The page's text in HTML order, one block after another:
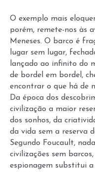
O exemplo mais
porém, remete-nos às
Meneses. O barco é
lugar sem lugar,
lançado ao infinito do
de bordel em bordel,
encontrar o que há de
Da época dos
civilização a maior
dos sonhos, da
da vida sem a reserva
Segundo Foucault,
civilizações sem
espionagem substitui